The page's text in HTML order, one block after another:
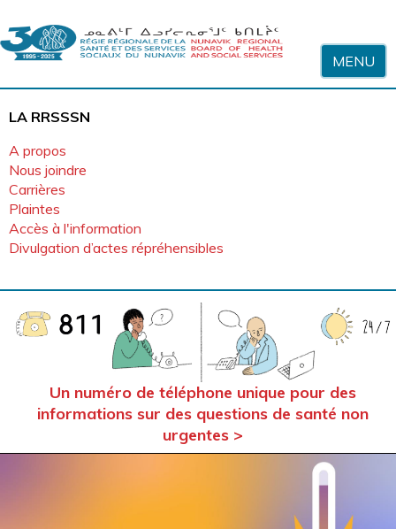
MENU
LA RRSSSN
A propos
Nous joindre
Carrières
Plaintes
Accès à l'information
Divulgation d’actes répréhensibles
Accueil
Un numéro de téléphone unique pour des
informations sur des questions de santé non
urgentes >